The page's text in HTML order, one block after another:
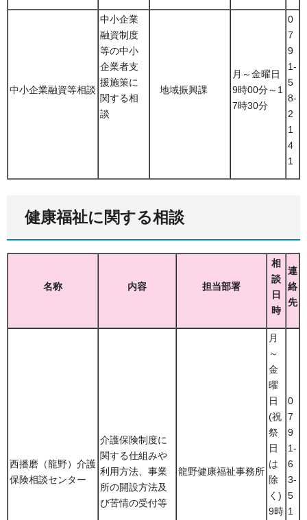
中小企業融資等相談
中小企業
融資制度
等の中小
企業者支
援施策に
関する相
談
地域振興課
月～金曜日
9時00分～1
7時30分
0
7
9
1-
5
8-
2
1
4
1
健康福祉に関する相談
名称 内容 担当部署
相
談
日
時
連
絡
先
西播磨（龍野）介護
保険相談センター
介護保険制度に
関する仕組みや
利用方法、事業
所の開設方法及
び苦情の受付等
龍野健康福祉事務所
月
～
金
曜
日
(祝
祭
日
は
除
く)
9時
0
7
9
1-
6
3-
5
1